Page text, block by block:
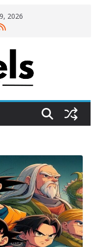
2026